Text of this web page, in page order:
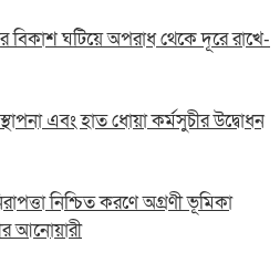
ঘটিয়ে অপরাধ থেকে দূরে রাখে-
এবং হাত ধোয়া কর্মসুচীর উদ্বোধন
নিশ্চিত করণে অগ্রণী ভূমিকা
আনোয়ারী